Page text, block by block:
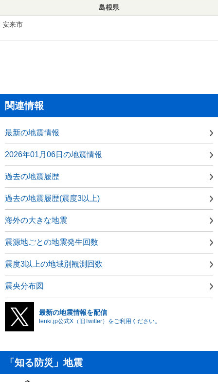
島根県
安来市
関連情報
最新の地震情報
2026年01月06日の地震情報
過去の地震履歴
過去の地震履歴(震度3以上)
海外の大きな地震
震源地ごとの地震発生回数
震度3以上の地域別観測回数
震央分布図
最新の地震情報を配信
tenki.jp公式X（旧Twitter）をご利用ください。
「知る防災」地震